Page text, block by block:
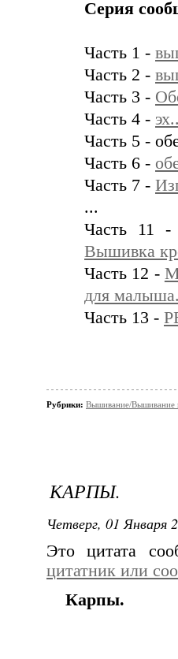
Серия
Часть 1 -
Часть 2 -
Часть 3 -
Часть 4 -
Часть 5 -
Часть 6 -
Часть 7 -
...
Часть 11
Вышивка
Часть 12 -
для
Часть 13 -
Рубрики: Вышивание/Вышивание
КАРПЫ.
Четверг, 01 Января
Это цитата
цитатник или
Карпы.